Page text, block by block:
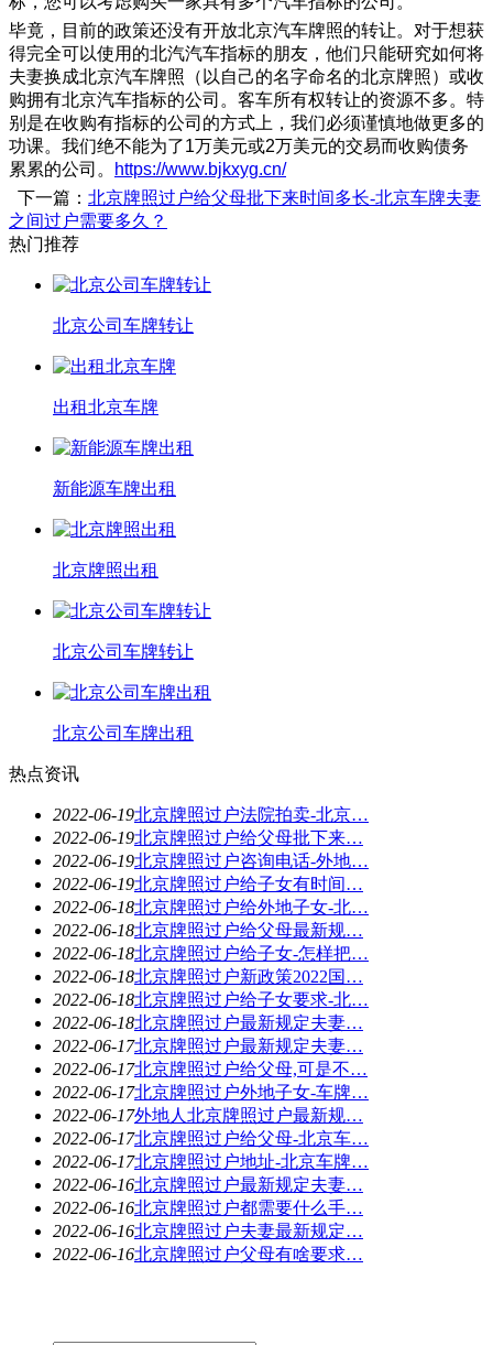
毕竟，目前的政策还没有开放北京汽车牌照的转让。对于想获
得完全可以使用的北汽汽车指标的朋友，他们只能研究如何将
夫妻换成北京汽车牌照（以自己的名字命名的北京牌照）或收
购拥有北京汽车指标的公司。客车所有权转让的资源不多。特
别是在收购有指标的公司的方式上，我们必须谨慎地做更多的
功课。我们绝不能为了1万美元或2万美元的交易而收购债务
累累的公司。
https://www.bjkxyg.cn/
下一篇： 北京牌照过户给父母批下来时间多长-北京车牌夫妻
之间过户需要多久？
热门推荐
北京公司车牌转让
出租北京车牌
新能源车牌出租
北京牌照出租
北京公司车牌转让
北京公司车牌出租
热点资讯
2022-06-19北京牌照过户法院拍卖-北京…
2022-06-19北京牌照过户给父母批下来…
2022-06-19北京牌照过户咨询电话-外地…
2022-06-19北京牌照过户给子女有时间…
2022-06-18北京牌照过户给外地子女-北…
2022-06-18北京牌照过户给父母最新规…
2022-06-18北京牌照过户给子女-怎样把…
2022-06-18北京牌照过户新政策2022国…
2022-06-18北京牌照过户给子女要求-北…
2022-06-18北京牌照过户最新规定夫妻…
2022-06-17北京牌照过户最新规定夫妻…
2022-06-17北京牌照过户给父母,可是不…
2022-06-17北京牌照过户外地子女-车牌…
2022-06-17外地人北京牌照过户最新规…
2022-06-17北京牌照过户给父母-北京车…
2022-06-17北京牌照过户地址-北京车牌…
2022-06-16北京牌照过户最新规定夫妻…
2022-06-16北京牌照过户都需要什么手…
2022-06-16北京牌照过户夫妻最新规定…
2022-06-16北京牌照过户父母有啥要求…